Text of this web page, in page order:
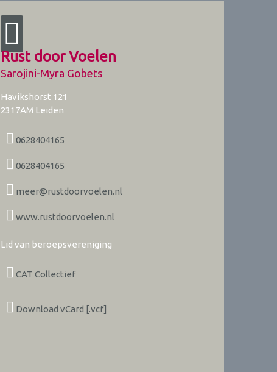
Rust door Voelen
Sarojini-Myra Gobets
Havikshorst 121
2317AM Leiden
0628404165
0628404165
meer@rustdoorvoelen.nl
www.rustdoorvoelen.nl
Lid van beroepsvereniging
CAT Collectief
Download vCard [.vcf]